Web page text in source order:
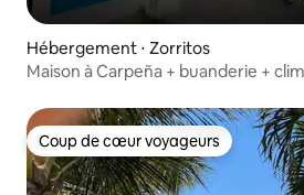
Hébergement ⋅ Zorritos
Maison à Carpeña + buanderie +
Coup de cœur voyageurs
Coup de cœur voyageurs